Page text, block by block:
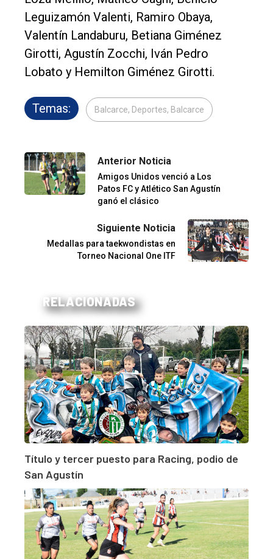
Leguizamón Valenti, Ramiro Obaya,
Valentín Landaburu, Betiana Giménez
Girotti, Agustín Zocchi, Iván Pedro
Lobato y Hemilton Giménez Girotti.
Temas: Balcarce, Deportes, Balcarce
Anterior Noticia
Amigos Unidos venció a Los
Patos FC y Atlético San Agustín
ganó el clásico
Siguiente Noticia
Medallas para taekwondistas en
Torneo Nacional One ITF
RELACIONADAS
Título y tercer puesto para Racing, podio de
San Agustín